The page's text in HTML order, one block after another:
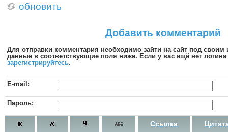
обновить
Добавить комментарий
Для отправки комментария необходимо зайти на сайт под
данные в соответствующие поля ниже. Если у вас ещё нет
зарегистрируйтесь.
E-mail:
Пароль:
Ссылка